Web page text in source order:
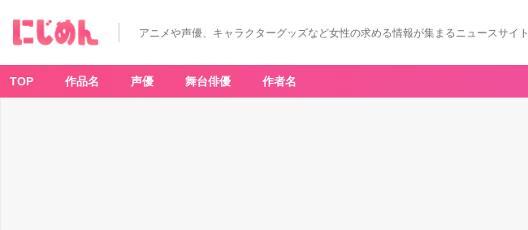
アニメや声優、キャラクターグッズなど女性の求める情報が集まるニュースサイト
TOP 作品名 声優 舞台俳優 作者名